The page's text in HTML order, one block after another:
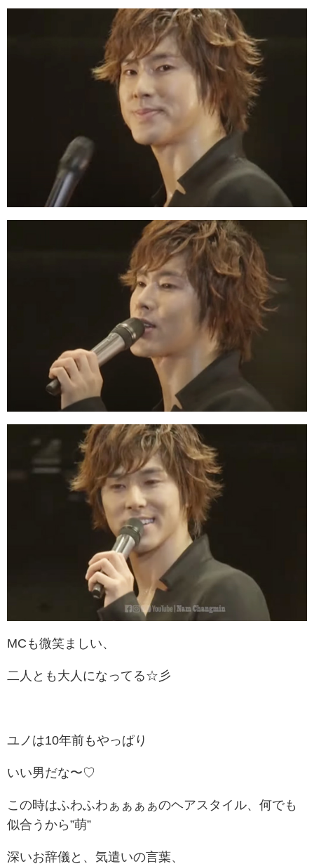
MCも微笑ましい、
二人とも大人になってる☆彡
ユノは10年前もやっぱり
いい男だな〜♡
この時はふわふわぁぁぁぁのヘアスタイル、何でも
似合うから”萌”
深いお辞儀と、気遣いの言葉、